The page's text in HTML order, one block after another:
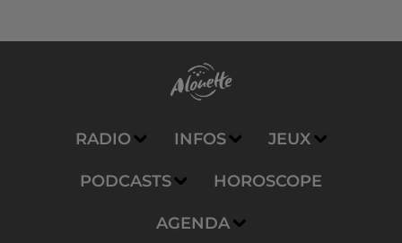
RADIO INFOS JEUX
PODCASTS HOROSCOPE
AGENDA